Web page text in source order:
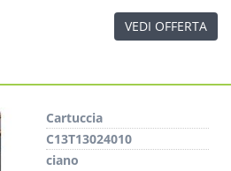
VEDI OFFERTA
Cartuccia
C13T13024010
ciano